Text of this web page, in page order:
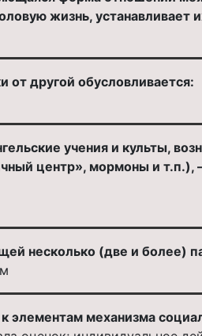
жизнь, устанавливает
от другой обусловливается:
учения и культы,
центр», мормоны и т.п.),
несколько (две и более)
элементам механизма